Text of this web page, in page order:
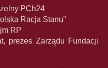
PCh24
Racja Stanu”
RP
prezes Zarządu Fundacji